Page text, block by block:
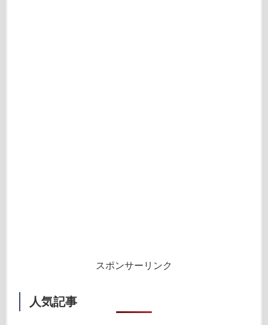
スポンサーリンク
人気記事